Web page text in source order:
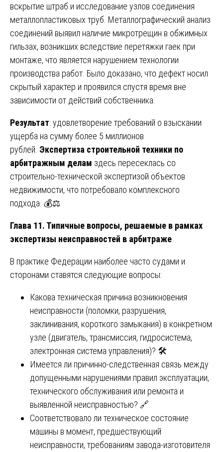
вскрытие штраб и исследование узлов соединения
металлопластиковых труб. Металлографический анализ
соединений выявил наличие микротрещин в обжимных
гильзах, возникших вследствие перетяжки гаек при
монтаже, что является нарушением технологии
производства работ. Было доказано, что дефект носил
скрытый характер и проявился спустя время вне
зависимости от действий собственника.
Результат: удовлетворение требований о взыскании
ущерба на сумму более 5 миллионов
рублей. Экспертиза строительной техники по
арбитражным делам здесь пересеклась со
строительно-технической экспертизой объектов
недвижимости, что потребовало комплексного
подхода. 💰⚖️
Глава 11. Типичные вопросы, решаемые в рамках
экспертизы неисправностей в арбитраже
В практике Федерации наиболее часто судами и
сторонами ставятся следующие вопросы:
Какова техническая причина возникновения
неисправности (поломки, разрушения,
заклинивания, короткого замыкания) в конкретном
узле (двигатель, трансмиссия, гидросистема,
электронная система управления)? 🛠️
Имеется ли причинно-следственная связь между
допущенными нарушениями правил эксплуатации,
технического обслуживания или ремонта и
выявленной неисправностью? 🔗
Соответствовало ли техническое состояние
машины в момент, предшествующий
неисправности, требованиям завода-изготовителя